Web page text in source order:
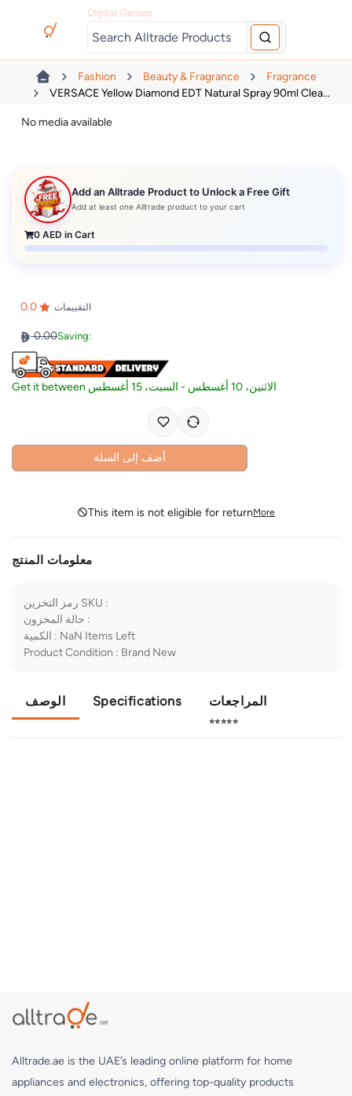
Digital Games
Fashion Beauty & Fragrance
Fragrance
VERSACE Yellow Diamond EDT Natural Spray 90ml Clea...
No media available
Add an Alltrade Product to Unlock a Free Gift
Add at least one Alltrade product to your cart
0 AED in Cart
0.0 التقييمات
0.00Saving:
Get it between الاثنين، 10 أغسطس - السبت، 15 أغسطس
أضف إلى السلة
This item is not eligible for returnMore
معلومات المنتج
رمز التخزين SKU :
حالة المخزون :
الكمية : NaN Items Left
Product Condition : Brand New
الوصف Specifications المراجعات
⭐⭐⭐⭐⭐
Alltrade.ae is the UAE’s leading online platform for home
appliances and electronics, offering top-quality products